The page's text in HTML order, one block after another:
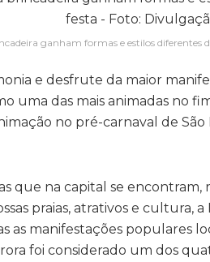
ganham formas e estilos diferentes
e desfrute da maior
uma das mais animadas no
no pré-carnaval de
que na capital se encontram,
praias, atrativos e cultura,
as manifestações populares
foi considerado um dos